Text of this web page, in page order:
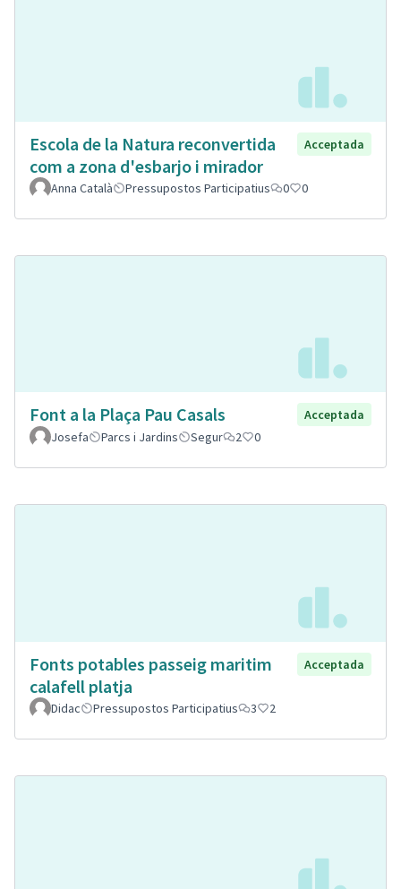
Escola de la Natura reconvertida
com a zona d'esbarjo i mirador
Acceptada
Anna Català Pressupostos Participatius 0 0
Font a la Plaça Pau Casals
Acceptada
Josefa
Parcs i Jardins Segur 2 0
Fonts potables passeig maritim
calafell platja
Acceptada
Didac Pressupostos Participatius 3 2